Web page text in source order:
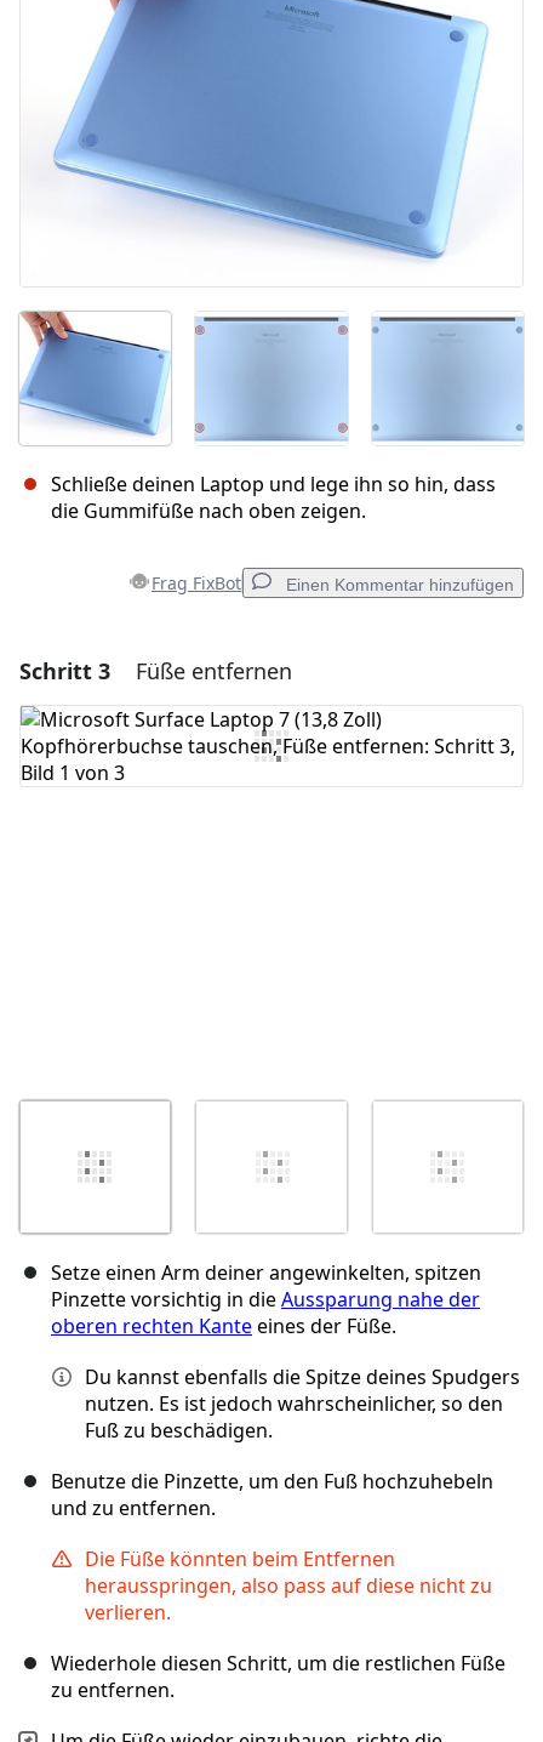
Kommentieren
Schließe deinen Laptop und lege ihn so hin, dass
die Gummifüße nach oben zeigen.
Frag FixBot Einen Kommentar hinzufügen
Einen Kommentar hinzufügen
Kommentar hinzufügen
Schritt 3 Füße entfernen
Setze einen Arm deiner angewinkelten, spitzen
Pinzette vorsichtig in dieAussparung nahe der
oberen rechten Kanteeines der Füße.
Du kannst ebenfalls die Spitze deines Spudgers
nutzen. Es ist jedoch wahrscheinlicher, so den
Fuß zu beschädigen.
Benutze die Pinzette, um den Fuß hochzuhebeln
und zu entfernen.
Die Füße könnten beim Entfernen
herausspringen, also pass auf diese nicht zu
verlieren.
Wiederhole diesen Schritt, um die restlichen Füße
zu entfernen.